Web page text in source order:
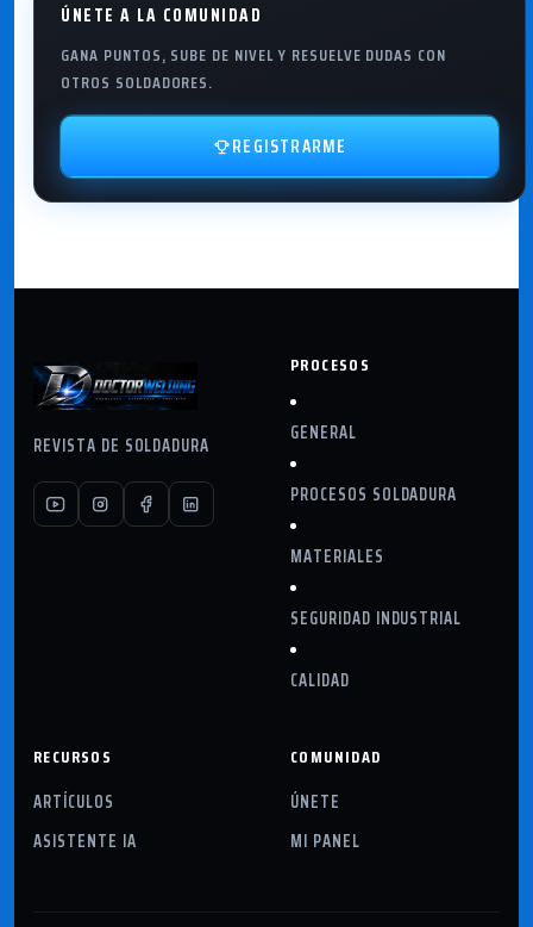
ÚNETE A LA COMUNIDAD
GANA PUNTOS, SUBE DE NIVEL Y RESUELVE DUDAS CON
OTROS SOLDADORES.
REGISTRARME
REVISTA DE SOLDADURA
PROCESOS
GENERAL
PROCESOS SOLDADURA
MATERIALES
SEGURIDAD INDUSTRIAL
CALIDAD
RECURSOS
ARTÍCULOS
ASISTENTE IA
COMUNIDAD
ÚNETE
MI PANEL